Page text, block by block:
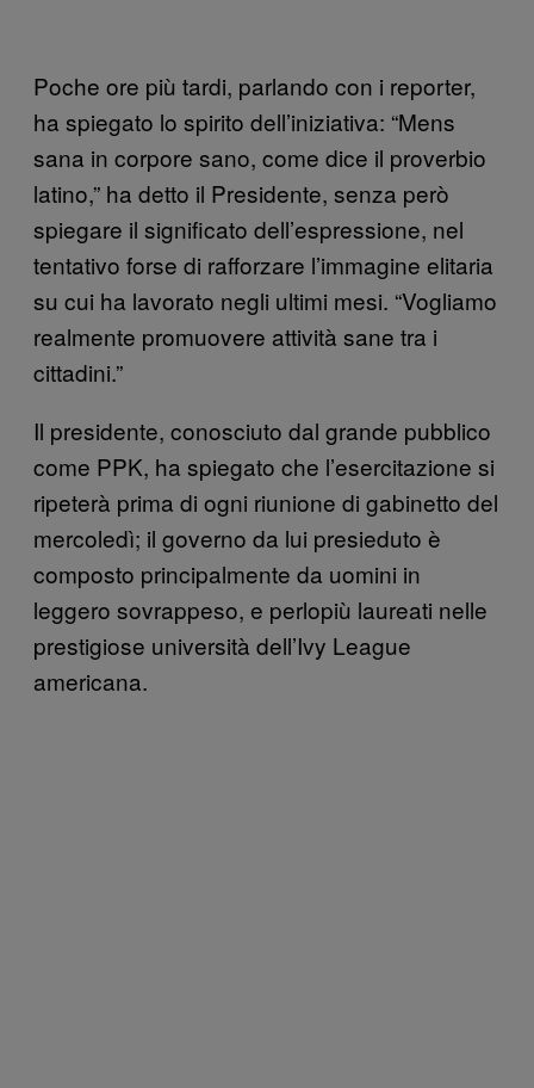
Poche ore più tardi, parlando con i reporter,
ha spiegato lo spirito dell’iniziativa: “Mens
sana in corpore sano, come dice il proverbio
latino,” ha detto il Presidente, senza però
spiegare il significato dell’espressione, nel
tentativo forse di rafforzare l’immagine elitaria
su cui ha lavorato negli ultimi mesi. “Vogliamo
realmente promuovere attività sane tra i
cittadini.”
Il presidente, conosciuto dal grande pubblico
come PPK, ha spiegato che l’esercitazione si
ripeterà prima di ogni riunione di gabinetto del
mercoledì; il governo da lui presieduto è
composto principalmente da uomini in
leggero sovrappeso, e perlopiù laureati nelle
prestigiose università dell’Ivy League
americana.